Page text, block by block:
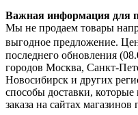
Важная информация для
Мы не продаем товары
выгодное предложение.
последнего обновления
городов Москва, Санкт-
Новосибирск и других
способы доставки,
заказа на сайтах магазинов